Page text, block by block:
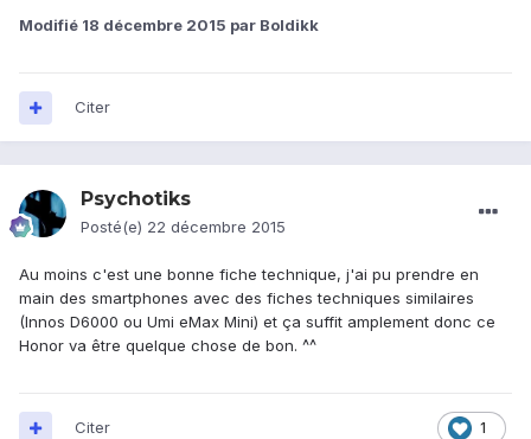
Modifié 18 décembre 2015 par Boldikk
Citer
Psychotiks
Posté(e) 22 décembre 2015
Au moins c'est une bonne fiche technique, j'ai pu prendre en
main des smartphones avec des fiches techniques similaires
(Innos D6000 ou Umi eMax Mini) et ça suffit amplement donc ce
Honor va être quelque chose de bon. ^^
1
Citer